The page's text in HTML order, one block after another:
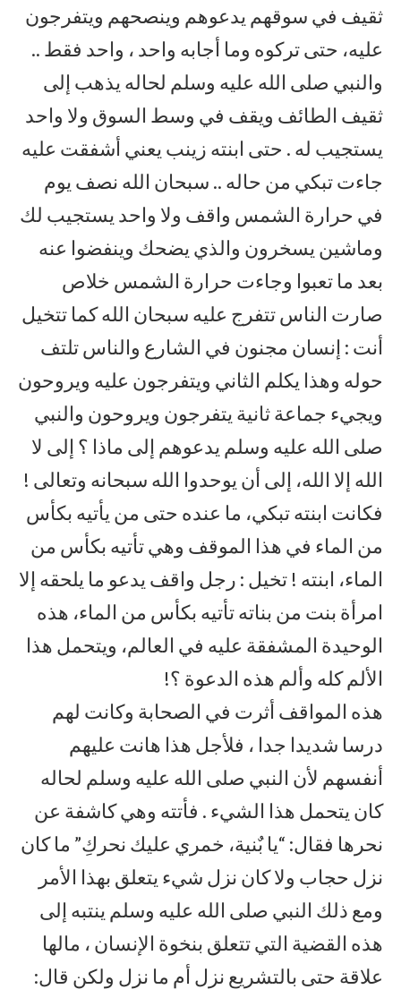
ثقيف في سوقهم يدعوهم وينصحهم ويتفرجون
عليه، حتى تركوه وما أجابه واحد ، واحد فقط ..
والنبي صلى الله عليه وسلم لحاله يذهب إلى
ثقيف الطائف ويقف في وسط السوق ولا واحد
يستجيب له . حتى ابنته زينب يعني أشفقت عليه
جاءت تبكي من حاله .. سبحان الله نصف يوم
في حرارة الشمس واقف ولا واحد يستجيب لك
وماشين يسخرون والذي يضحك وينفضوا عنه
بعد ما تعبوا وجاءت حرارة الشمس خلاص
صارت الناس تتفرج عليه سبحان الله كما تتخيل
أنت : إنسان مجنون في الشارع والناس تلتف
حوله وهذا يكلم الثاني ويتفرجون عليه ويروحون
ويجيء جماعة ثانية يتفرجون ويروحون والنبي
صلى الله عليه وسلم يدعوهم إلى ماذا ؟ إلى لا
الله إلا الله، إلى أن يوحدوا الله سبحانه وتعالى !
فكانت ابنته تبكي، ما عنده حتى من يأتيه بكأس
من الماء في هذا الموقف وهي تأتيه بكأس من
الماء، ابنته ! تخيل : رجل واقف يدعو ما يلحقه إلا
امرأة بنت من بناته تأتيه بكأس من الماء، هذه
الوحيدة المشفقة عليه في العالم، ويتحمل هذا
الألم كله وألم هذه الدعوة ؟!
هذه المواقف أثرت في الصحابة وكانت لهم
درسا شديدا جدا ، فلأجل هذا هانت عليهم
أنفسهم لأن النبي صلى الله عليه وسلم لحاله
كان يتحمل هذا الشيء . فأتته وهي كاشفة عن
نحرها فقال: “يا بٌنية، خمري عليك نحركِ” ما كان
نزل حجاب ولا كان نزل شيء يتعلق بهذا الأمر
ومع ذلك النبي صلى الله عليه وسلم ينتبه إلى
هذه القضية التي تتعلق بنخوة الإنسان ، مالها
علاقة حتى بالتشريع نزل أم ما نزل ولكن قال: